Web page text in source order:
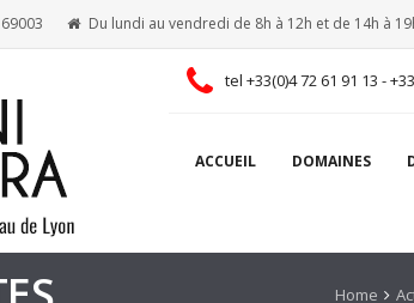
Du lundi au vendredi de 8h à 12h et de 14h à
tel +33(0)4 72 61 91 13 -
ACCUEIL DOMAINES
Home